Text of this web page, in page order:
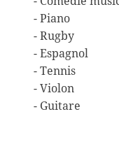
- Piano
- Rugby
- Espagnol
- Tennis
- Violon
- Guitare